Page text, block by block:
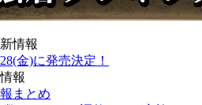
情報
金)に発売決定！
報
まとめ